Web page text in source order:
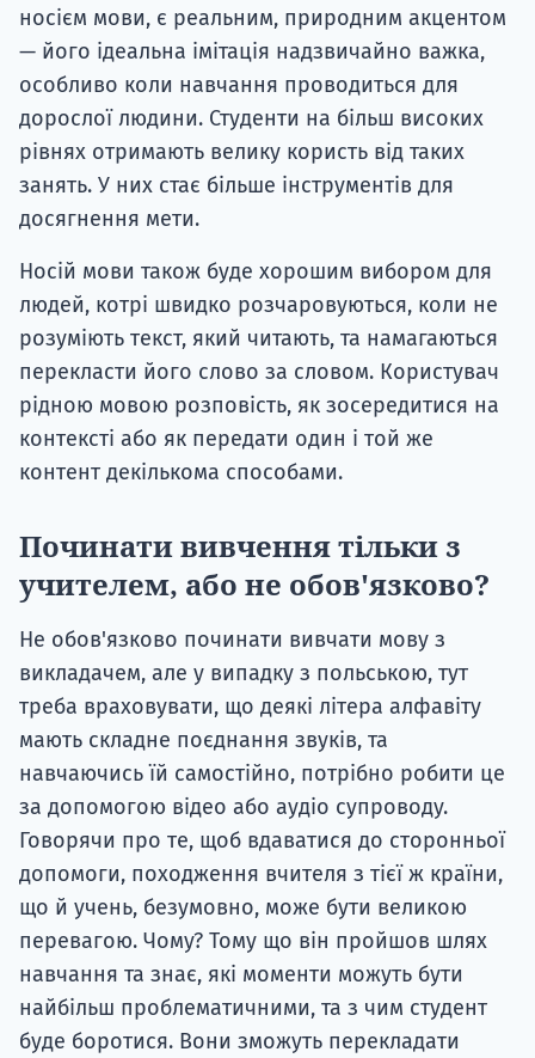
носієм мови, є реальним, природним акцентом
— його ідеальна імітація надзвичайно важка,
особливо коли навчання проводиться для
дорослої людини. Студенти на більш високих
рівнях отримають велику користь від таких
занять. У них стає більше інструментів для
досягнення мети.
Носій мови також буде хорошим вибором для
людей, котрі швидко розчаровуються, коли не
розуміють текст, який читають, та намагаються
перекласти його слово за словом. Користувач
рідною мовою розповість, як зосередитися на
контексті або як передати один і той же
контент декількома способами.
Починати вивчення тільки з
учителем, або не обов'язково?
Не обов'язково починати вивчати мову з
викладачем, але у випадку з польською, тут
треба враховувати, що деякі літера алфавіту
мають складне поєднання звуків, та
навчаючись їй самостійно, потрібно робити це
за допомогою відео або аудіо супроводу.
Говорячи про те, щоб вдаватися до сторонньої
допомоги, походження вчителя з тієї ж країни,
що й учень, безумовно, може бути великою
перевагою. Чому? Тому що він пройшов шлях
навчання та знає, які моменти можуть бути
найбільш проблематичними, та з чим студент
буде боротися. Вони зможуть перекладати